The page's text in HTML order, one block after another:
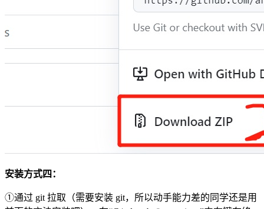
安装方式四：
①通过 git 拉取（需要安装 git，所以动手能力差的同学还是用